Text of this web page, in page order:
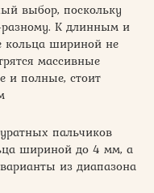
выбор, поскольку
разному. К длинным и
кольца шириной не
массивные
и полные, стоит
пальчиков
шириной до 4 мм, а
из диапазона